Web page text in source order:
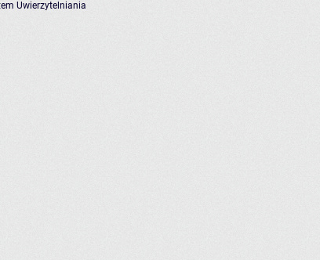
Uwierzytelniania